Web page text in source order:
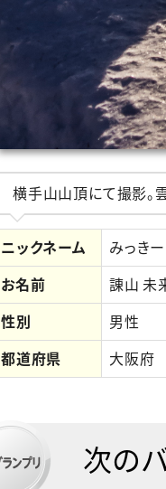
横手山山頂にて撮影。
ニックネーム みっきー
お名前 諌山 未
性別 男性
都道府県 大阪府
次の